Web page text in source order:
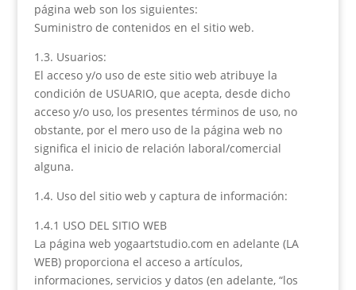
página web son los siguientes:
Suministro de contenidos en el sitio web.
1.3. Usuarios:
El acceso y/o uso de este sitio web atribuye la
condición de USUARIO, que acepta, desde dicho
acceso y/o uso, los presentes términos de uso, no
obstante, por el mero uso de la página web no
significa el inicio de relación laboral/comercial
alguna.
1.4. Uso del sitio web y captura de información:
1.4.1 USO DEL SITIO WEB
La página web yogaartstudio.com en adelante (LA
WEB) proporciona el acceso a artículos,
informaciones, servicios y datos (en adelante, “los